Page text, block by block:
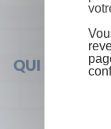
QUI